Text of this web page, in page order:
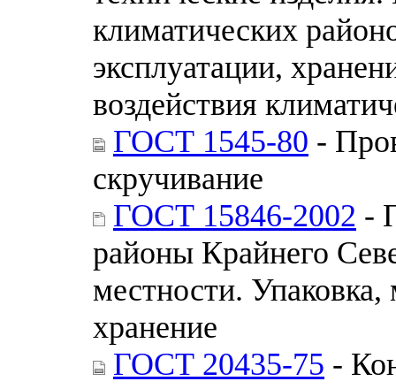
климатических
эксплуатации,
воздействия
ГОСТ 1545-80 -
скручивание
ГОСТ 15846-2002 -
районы Крайнего
местности. Упаковка,
хранение
ГОСТ 20435-75 -